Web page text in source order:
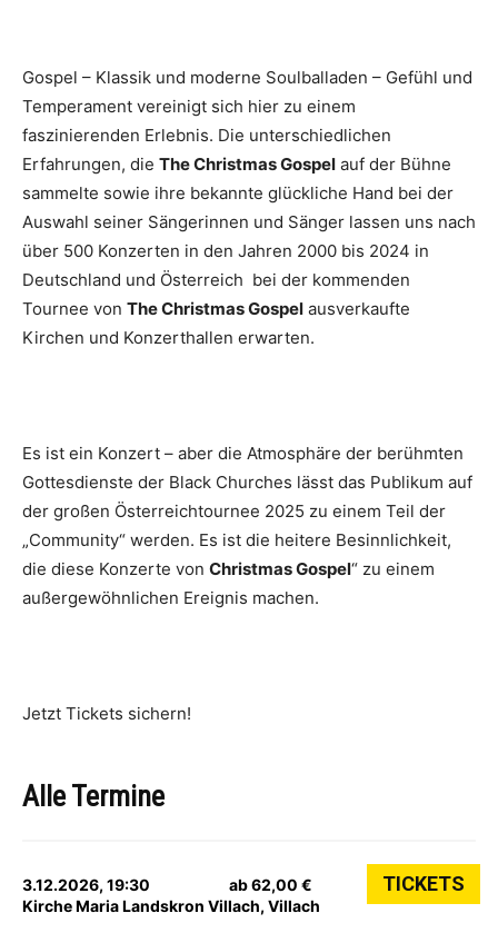
Gospel – Klassik und moderne Soulballaden – Gefühl und
Temperament vereinigt sich hier zu einem
faszinierenden Erlebnis. Die unterschiedlichen
Erfahrungen, die The Christmas Gospel auf der Bühne
sammelte sowie ihre bekannte glückliche Hand bei der
Auswahl seiner Sängerinnen und Sänger lassen uns nach
über 500 Konzerten in den Jahren 2000 bis 2024 in
Deutschland und Österreich bei der kommenden
Tournee von TheChristmas Gospel ausverkaufte
Kirchen und Konzerthallen erwarten.
Es ist ein Konzert – aber die Atmosphäre der berühmten
Gottesdienste der Black Churches lässt das Publikum auf
der großen Österreichtournee 2025 zu einem Teil der
„Community“ werden. Es ist die heitere Besinnlichkeit,
die diese Konzerte von Christmas Gospel“ zu einem
außergewöhnlichen Ereignis machen.
Jetzt Tickets sichern!
Alle Termine
3.12.2026, 19:30
Kirche Maria Landskron Villach, Villach
ab 62,00 € TICKETS